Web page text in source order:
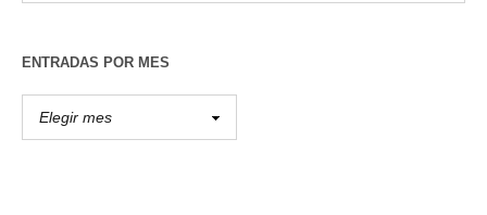
ENTRADAS POR MES